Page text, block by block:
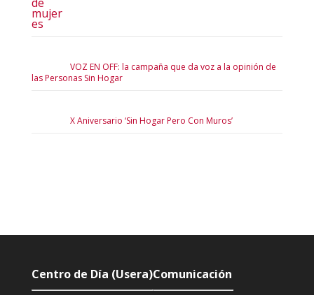
VOZ EN OFF: la campaña que da voz a la opinión de
las Personas Sin Hogar
X Aniversario ‘Sin Hogar Pero Con Muros’
Centro de Día (Usera)Comunicación